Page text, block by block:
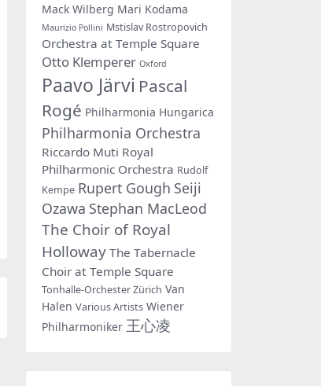
Mack Wilberg Mari Kodama
Maurizio Pollini Mstislav Rostropovich
Orchestra at Temple Square
Otto Klemperer Oxford
Paavo Järvi Pascal
Rogé Philharmonia Hungarica
Philharmonia Orchestra
Riccardo Muti Royal
Philharmonic Orchestra Rudolf
Kempe Rupert Gough Seiji
Ozawa Stephan MacLeod
The Choir of Royal
Holloway The Tabernacle
Choir at Temple Square
Tonhalle-Orchester Zürich Van
Halen Various Artists Wiener
Philharmoniker 王心凌